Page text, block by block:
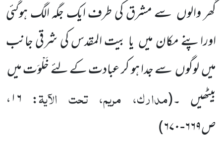
گھر والوں سے مشرق کی طرف ایک جگہ الگ ہوگئی
اوراپنے مکان میں یا بیت المقدس کی شرقی جانب
میںلوگوںسے جدا ہو کر عبادت کے لئے خَلْوَت میں
بیٹھیں ۔(مدارک، مریم، تحت الآیۃ: ۱۶،
ص۶۶۹-۶۷۰
)